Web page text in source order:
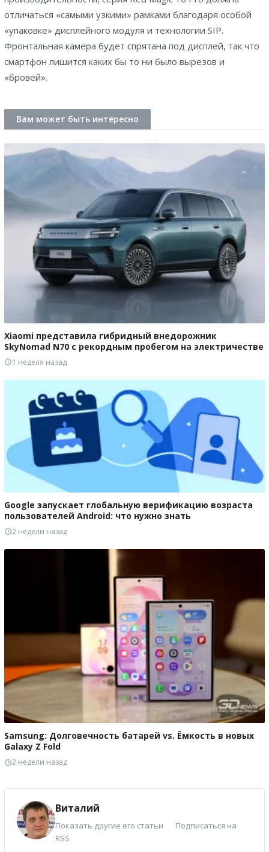
отличаться «самыми узкими» рамками благодаря особой
«упаковке» дисплейного модуля и технологии SIP.
Фронтальная камера будет спрятана под дисплей, так что
смартфон лишится каких бы то ни было вырезов и
«бровей».
Вам может быть интересно
Xiaomi представила гибридный внедорожник
SkyNomad N70 с рекордным пробегом на электричестве
1 неделя назад
Google запускает глобальную верификацию возраста
пользователей Android: что нужно знать
2 недели назад
Samsung: Долговечность батарей vs. Ёмкость в новых
Galaxy Z Fold
2 недели назад
Виталий
Показать другие его статьи
Подписаться на
RSS